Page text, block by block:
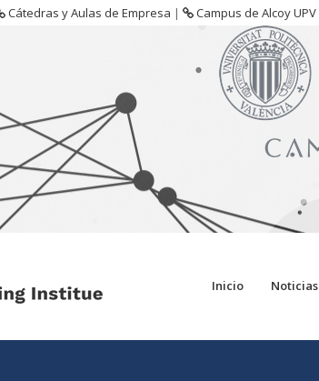
Cátedras y Aulas de Empresa | Campus de Alcoy UPV
Inicio Noticias